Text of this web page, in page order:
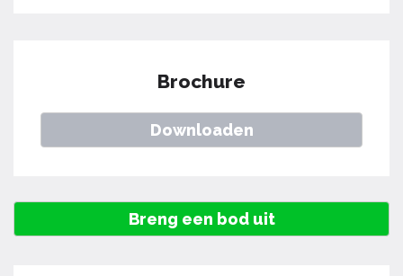
Brochure
Downloaden
Breng een bod uit